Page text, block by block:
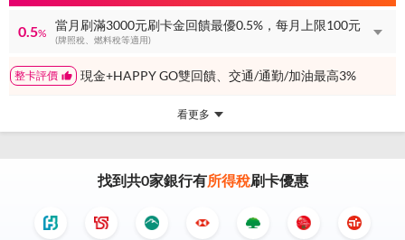
0.5%
當月刷滿3000元刷卡金回饋最優0.5%，每月上限100元
(牌照稅、燃料稅等適用)
整卡評價 現金+HAPPY GO雙回饋、交通/通勤/加油最高3%
看更多
找到共0家銀行有所得稅刷卡優惠